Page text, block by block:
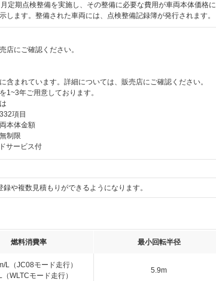
定期点検整備を実施し、その整備に必要な費用が車両本体価格に
します。整備された車両には、点検整備記録簿が発行されます。
店にご確認ください。
含まれています。詳細については、販売店にご確認ください。
1~3年ご用意しております。
項目
本体金額
制限
サービス付
や複数見積もりができるようになります。
燃料消費率 最小回転半径
L（JC08モード走行）
WLTCモード走行）
5.9m